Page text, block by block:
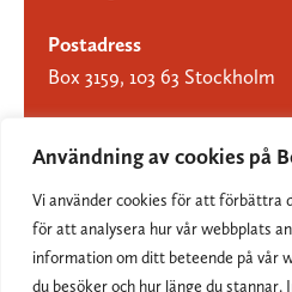
Användning av cookies på
Vi använder cookies för att förbättra
för att analysera hur vår webbplats
information om ditt beteende på vår
du besöker och hur länge du
Postadress
Box 3159, 103 63 Stockholm
Om